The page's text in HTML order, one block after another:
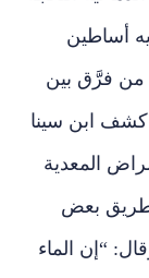
أساطين
من فرَّق بين
كشف ابن سينا
المعدية
طريق بعض
“إن الماء